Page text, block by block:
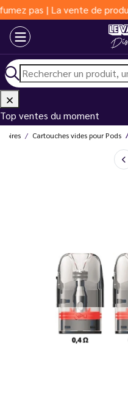
| La vente de produits du
Top ventes du moment
Cartouches vides pour Pods